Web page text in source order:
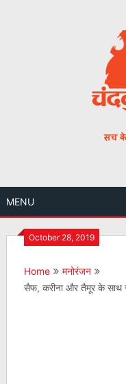
MENU
October 28, 2019
Home
मनोरंजन
सैफ, करीना और तैमूर के साथ